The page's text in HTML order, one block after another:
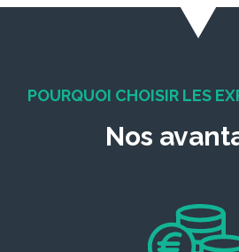
POURQUOI CHOISIR LES
Nos